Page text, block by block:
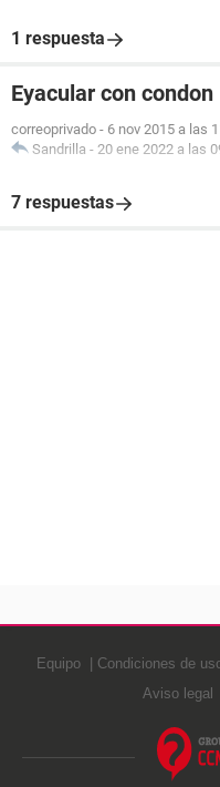
1 respuesta
Eyacular con condon
correoprivado - 6 nov 2015 a las
Sandrilla - 20 ene 2022 a las
7 respuestas
Equipo Condiciones de
Aviso legal